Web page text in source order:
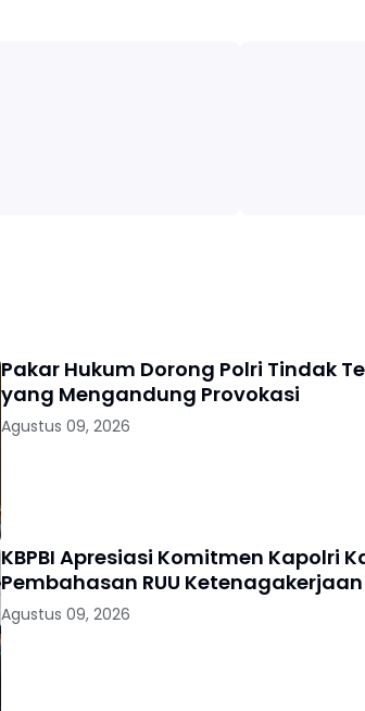
Pakar Hukum Dorong Polri Tindak
yang Mengandung Provokasi
Agustus 09, 2026
KBPBI Apresiasi Komitmen Kapolri
Pembahasan RUU Ketenagakerjaan
Agustus 09, 2026